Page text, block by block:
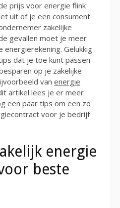
prijs voor energie flink
uit of je een consument
zakelijke
gevallen moet je meer
energierekening. Gelukkig
dat je toe kunt passen
op je zakelijke
van energie
artikel lees je er meer
een paar tips om een zo
voor je bedrijf
energie
beste